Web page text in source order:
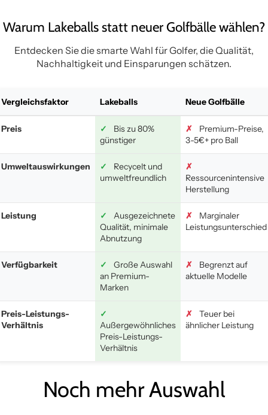
Warum Lakeballs statt neuer Golfbälle wählen?
Entdecken Sie die smarte Wahl für Golfer, die Qualität,
Nachhaltigkeit und Einsparungen schätzen.
Vergleichsfaktor Lakeballs Neue Golfbälle
Preis ✓
Bis zu 80%
günstiger
✗
Premium-Preise,
3-5€+ pro Ball
Umweltauswirkungen ✓
Recycelt und
umweltfreundlich
✗
Ressourcenintensive
Herstellung
Leistung ✓
Ausgezeichnete
Qualität, minimale
Abnutzung
✗
Marginaler
Leistungsunterschied
Verfügbarkeit ✓
Große Auswahl
an Premium-
Marken
✗
Begrenzt auf
aktuelle Modelle
Preis-Leistungs-
Verhältnis
✓
Außergewöhnliches
Preis-Leistungs-
Verhältnis
✗
Teuer bei
ähnlicher Leistung
Noch mehr Auswahl